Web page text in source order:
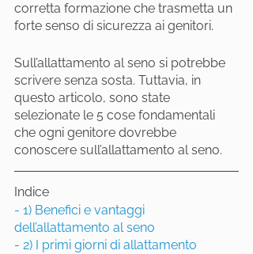
corretta formazione che trasmetta un
forte senso di sicurezza ai genitori.
Sull’allattamento al seno si potrebbe
scrivere senza sosta. Tuttavia, in
questo articolo, sono state
selezionate le 5 cose fondamentali
che ogni genitore dovrebbe
conoscere sull’allattamento al seno.
Indice
- 1) Benefici e vantaggi
dell’allattamento al seno
- 2) I primi giorni di allattamento